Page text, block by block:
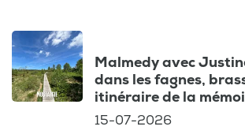
Malmedy avec
dans les fagnes,
itinéraire de la
15-07-2026